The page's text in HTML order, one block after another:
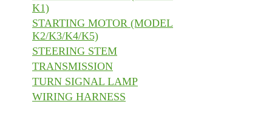
K1)
STARTING MOTOR (MODEL
K2/K3/K4/K5)
STEERING STEM
TRANSMISSION
TURN SIGNAL LAMP
WIRING HARNESS